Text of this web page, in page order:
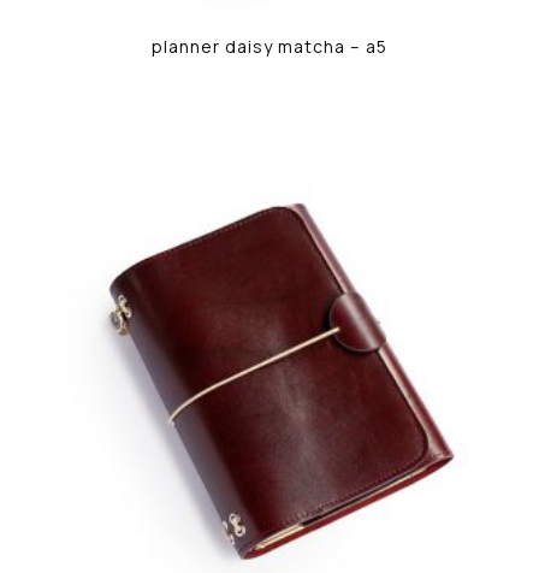
planner daisy matcha – a5